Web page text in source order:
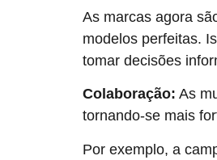
As marcas agora
modelos perfeitas.
tomar decisões
Colaboração: As
tornando-se mais
Por exemplo, a